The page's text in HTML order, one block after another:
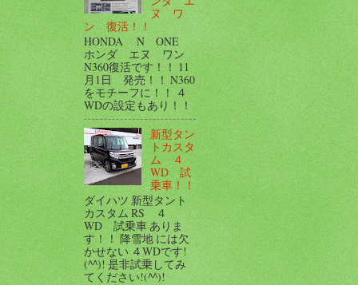
ヌ ワ
ン 復活！！
HONDA N ONE
ホンダ エヌ ワン
N360復活です！！ 11
月1日 発売！！ N360
をモチーフに！！ ４
WDの設定もあり！！
新型タン
トカスタ
ム ４
WD 試
乗車！！
ダイハツ 新型タント
カスタム RS ４
WD 試乗車 ありま
す！！ 降雪地 には欠
かせない ４WDです!
(^^)! 是非試乗してみ
てください!(^^)!